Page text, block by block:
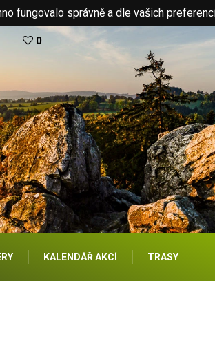
fungovalo správně a dle vašich
0
KALENDÁŘ AKCÍ TRASY